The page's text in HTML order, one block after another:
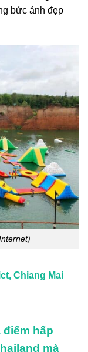
bức ảnh đẹp
Chiang Mai
hấp
mà